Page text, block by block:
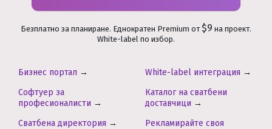
Безплатно за планиране. Еднократен Premium от$9 на проект.
White-label по избор.
Бизнес портал → White-label интеграция →
Софтуер за
професионалисти →
Каталог на сватбени
доставчици →
Сватбена директория →
Рекламирайте своя